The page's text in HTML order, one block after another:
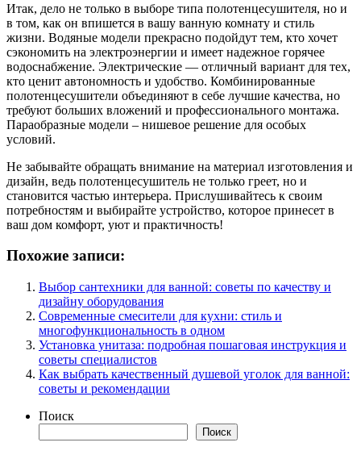
Итак, дело не только в выборе типа полотенцесушителя, но и
в том, как он впишется в вашу ванную комнату и стиль
жизни. Водяные модели прекрасно подойдут тем, кто хочет
сэкономить на электроэнергии и имеет надежное горячее
водоснабжение. Электрические — отличный вариант для тех,
кто ценит автономность и удобство. Комбинированные
полотенцесушители объединяют в себе лучшие качества, но
требуют больших вложений и профессионального монтажа.
Параобразные модели – нишевое решение для особых
условий.
Не забывайте обращать внимание на материал изготовления и
дизайн, ведь полотенцесушитель не только греет, но и
становится частью интерьера. Прислушивайтесь к своим
потребностям и выбирайте устройство, которое принесет в
ваш дом комфорт, уют и практичность!
Похожие записи:
Выбор сантехники для ванной: советы по качеству и
дизайну оборудования
Современные смесители для кухни: стиль и
многофункциональность в одном
Установка унитаза: подробная пошаговая инструкция и
советы специалистов
Как выбрать качественный душевой уголок для ванной:
советы и рекомендации
Поиск
Поиск